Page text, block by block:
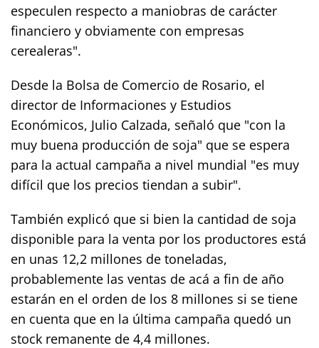
especulen respecto a maniobras de carácter
financiero y obviamente con empresas
cerealeras".
Desde la Bolsa de Comercio de Rosario, el
director de Informaciones y Estudios
Económicos, Julio Calzada, señaló que "con la
muy buena producción de soja" que se espera
para la actual campaña a nivel mundial "es muy
difícil que los precios tiendan a subir".
También explicó que si bien la cantidad de soja
disponible para la venta por los productores está
en unas 12,2 millones de toneladas,
probablemente las ventas de acá a fin de año
estarán en el orden de los 8 millones si se tiene
en cuenta que en la última campaña quedó un
stock remanente de 4,4 millones.